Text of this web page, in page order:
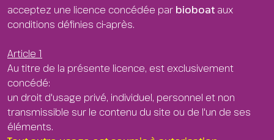
acceptez une licence concédée par bioboat aux
conditions définies ci-après.
Article 1
Au titre de la présente licence, est exclusivement
concédé:
un droit d'usage privé, individuel, personnel et non
transmissible sur le contenu du site ou de l'un de ses
éléments.